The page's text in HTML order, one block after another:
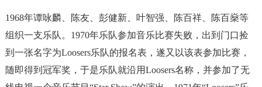
1968年谭咏麟、陈友、彭健新、叶智强、陈百祥、陈百燊等
组织一支乐队。1970年乐队参加音乐比赛失败，出到门口捡
到一张名字为Loosers乐队的报名表，遂又以该表参加比赛，
随即得到冠军奖，于是乐队就沿用Loosers名称，并参加了无